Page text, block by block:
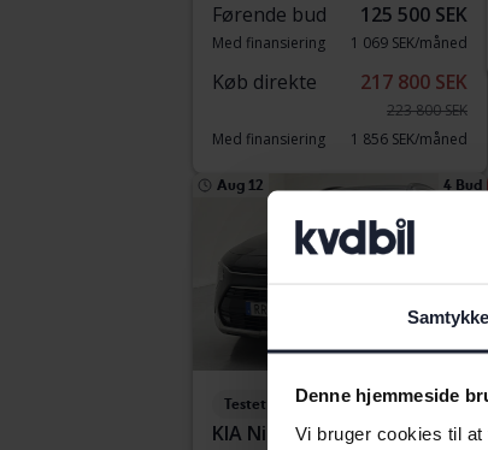
Samtykke
Denne hjemmeside
Vi bruger cookies til
Førende bud 125 500 SEK
Med finansiering 1 069 SEK/måned
Køb direkte 217 800 SEK
223 800 SEK
Med finansiering
1 856 SEK/måned
Aug 12 4 Bud
Testet
KIA Niro